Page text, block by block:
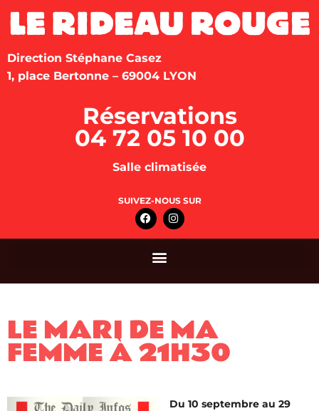
Direction Stéphane Casez
1, place Bertonne – 69004 LYON
Réservations
04 72 05 10 00
Salle climatisée
SUIVEZ-NOUS SUR
LE MARI DE MA
FEMME À 21H30
Du 10 septembre au 29